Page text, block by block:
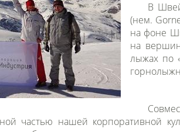
В
(нем.
на фоне
на
лыжах по
частью нашей корпоративной